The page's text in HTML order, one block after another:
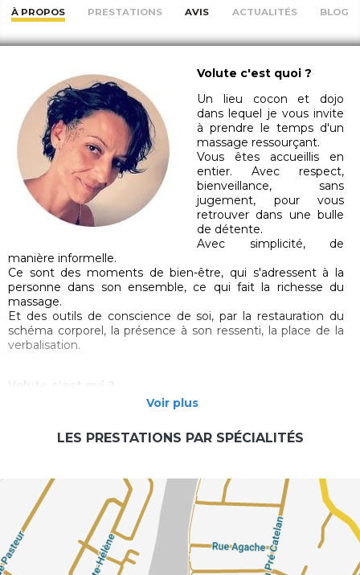
À PROPOS PRESTATIONS AVIS ACTUALITÉS BLOG
Volute c'est quoi ?
Un lieu cocon et dojo
dans lequel je vous invite
à prendre le temps d'un
massage ressourçant.
Vous êtes accueillis en
entier. Avec respect,
bienveillance, sans
jugement, pour vous
retrouver dans une bulle
de détente.
Avec simplicité, de
manière informelle.
Ce sont des moments de bien-être, qui s'adressent à la
personne dans son ensemble, ce qui fait la richesse du
massage.
Et des outils de conscience de soi, par la restauration du
schéma corporel, la présence à son ressenti, la place de la
verbalisation.
Une femme, un long parcours de dépassement et de
Le bouillonnement créatif et le calme de la pratique
démarche de mieux-être.
Outre les techniques de massage, ce sont les liens corps-
esprit-énergie qui animent ma pratique.
Je mets à disposition ma sensibilité, mon savoir-faire, mon
écoute et mes outils d'aide au mieux-être, pour vous voir
partir transformé.
Voir plus
LES PRESTATIONS PAR SPÉCIALITÉS